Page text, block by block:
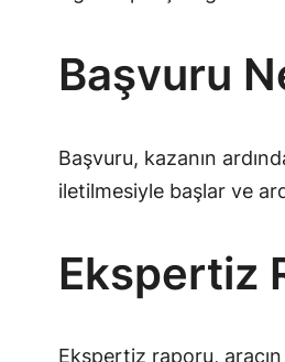
Başvuru
Başvuru, kazanın
iletilmesiyle başlar ve
Ekspertiz
Ekspertiz raporu,